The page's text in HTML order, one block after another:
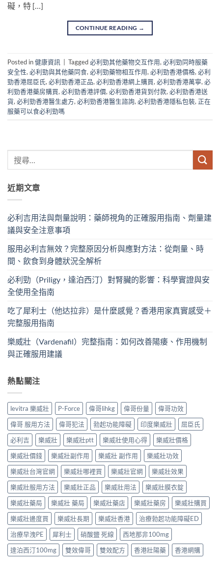
礙，特 […]
CONTINUE READING →
Posted in健康資訊 Tagged必利勁其他藥物交互作用, 必利勁同時服藥
安全性, 必利勁與其他藥同食, 必利勁藥物相互作用, 必利勁香港價格, 必利
勁香港屈臣氏, 必利勁香港正品, 必利勁香港網上購買, 必利勁香港萬寧, 必
利勁香港藥房購買, 必利勁香港評價, 必利勁香港貨到付款, 必利勁香港送
貨, 必利勁香港醫生處方, 必利勁香港醫生諮詢, 必利勁香港隱私包裝, 正在
服藥可以食必利勁嗎
近期文章
必利吉用法與劑量說明：藥師視角的正確服用指南、劑量建
議與安全注意事項
服用必利吉無效？完整原因分析與應對方法：從劑量、時
間、飲食到身體狀況全解析
必利勁（Priligy，達泊西汀）對腎臟的影響：科學實證與安
全使用全指南
吃了犀利士（他达拉非）是什麼感覺？香港用家真實感受＋
完整服用指南
樂威壯（Vardenafil）完整指南：如何改善陽痿、作用機制
與正確服用建議
熱點關注
levitra 樂威壯 P-Force 偉哥lihkg 偉哥份量
偉哥功效
偉哥 服用方法
偉哥犯法 勃起功能障礙 印度樂威壯
屈臣氏
必利吉
樂威壯 樂威壯ptt 樂威壯使用心得
樂威壯價格
樂威壯價錢
樂威壯副作用 樂威壯 副作用
樂威壯功效
樂威壯台灣官網
樂威壯哪裡買 樂威壯官網
樂威壯效果
樂威壯服用方法
樂威壯正品 樂威壯用法
樂威壯膜衣錠
樂威壯藥局
樂威壯 藥局 樂威壯藥店 樂威壯藥房
樂威壯購買
樂威壯邊度買
樂威壯長期 樂威壯香港
治療勃起功能障礙ED
治療早洩PE
犀利士 硝酸鹽 死線
西地那非100mg
達泊西汀100mg
雙效偉哥 雙效配方 香港壯陽藥 香港網購